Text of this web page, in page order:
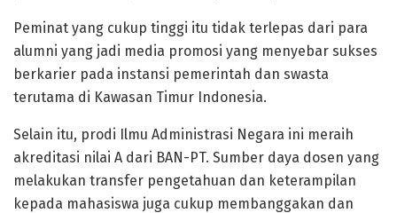
Peminat yang cukup tinggi itu tidak terlepas dari para
alumni yang jadi media promosi yang menyebar sukses
berkarier pada instansi pemerintah dan swasta
terutama di Kawasan Timur Indonesia.
Selain itu, prodi Ilmu Administrasi Negara ini meraih
akreditasi nilai A dari BAN-PT. Sumber daya dosen yang
melakukan transfer pengetahuan dan keterampilan
kepada mahasiswa juga cukup membanggakan dan